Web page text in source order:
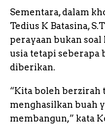
Sementara, dalam
Tedius K Batasina,
perayaan bukan
usia tetapi seberapa
diberikan.
“Kita boleh berzirah
menghasilkan buah
membangun,” kata